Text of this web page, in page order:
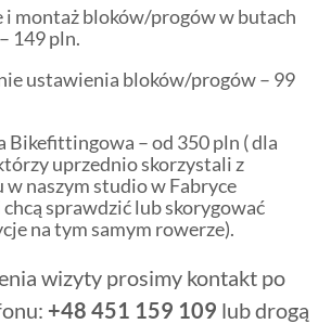
i montaż bloków/progów w butach
149 pln.
ustawienia bloków/progów – 99
Bikefittingowa – od 350 pln ( dla
uprzednio skorzystali z
naszym studio w Fabryce
sprawdzić lub skorygować
na tym samym rowerze).
wizyty prosimy kontakt po
+48 451 159 109 lub drogą